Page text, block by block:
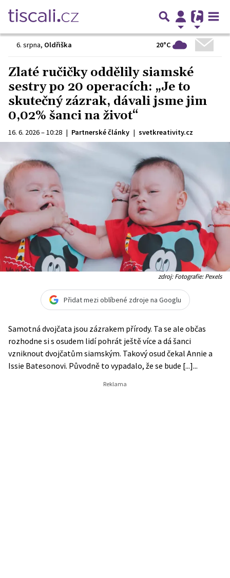
6. srpna, Oldřiška 20°C
Zlaté ručičky oddělily siamské
sestry po 20 operacích: „Je to
skutečný zázrak, dávali jsme jim
0,02% šanci na život“
16. 6. 2026 – 10:28 | Partnerské články | svetkreativity.cz
zdroj: Fotografie: Pexels
Přidat mezi oblíbené zdroje na Googlu
Samotná dvojčata jsou zázrakem přírody. Ta se ale občas
rozhodne si s osudem lidí pohrát ještě více a dá šanci
vzniknout dvojčatům siamským. Takový osud čekal Annie a
Issie Batesonovi. Původně to vypadalo, že se bude [...]...